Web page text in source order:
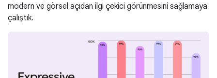
modern ve görsel açıdan ilgi çekici görünmesini sağlamaya
çalıştık.